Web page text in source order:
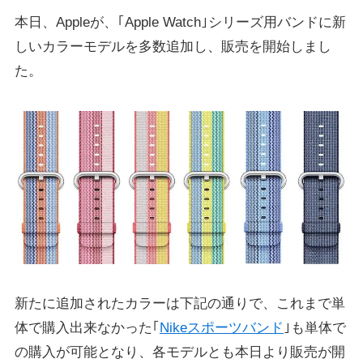
本日、Appleが、｢Apple Watch｣シリーズ用バンドに新
しいカラーモデルを多数追加し、販売を開始しまし
た。
新たに追加されたカラーは下記の通りで、これまで単
体で購入出来なかった｢ Nikeスポーツバンド ｣も単体で
の購入が可能となり、各モデルとも本日より販売が開